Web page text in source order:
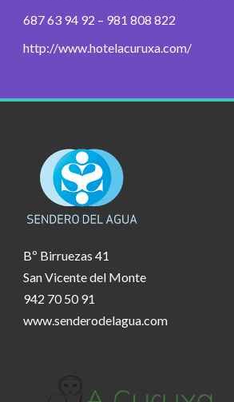
687 63 94 92 – 981 808 822
http://www.hotelacuruxa.com/
Bº Birruezas 41
San Vicente del Monte
942 70 50 91
www.senderodelagua.com